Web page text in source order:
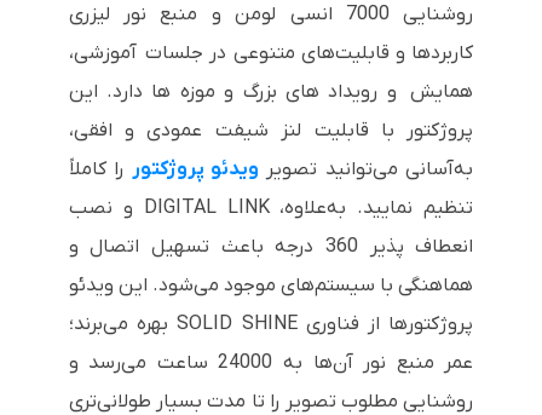
روشنایی 7000 انسی لومن و منبع نور لیزری
کاربردها و قابلیت‌های متنوعی در جلسات آموزشی،
همایش و رویداد های بزرگ و موزه ها دارد. این
پروژکتور با قابلیت لنز شیفت عمودی و افقی،
به‌آسانی می‌توانید تصویر ویدئو پروژکتور را کاملاً
تنظیم نمایید. به‌علاوه،DIGITAL LINK و نصب
انعطاف پذیر 360 درجه باعث تسهیل اتصال و
هماهنگی با سیستم‌های موجود می‌شود. این ویدئو
پروژکتورها از فناوریSOLID SHINEبهره می‌برند؛
عمر منبع نور آن‌ها به 24000 ساعت می‌رسد و
روشنایی مطلوب تصویر را تا مدت بسیار طولانی‌تری